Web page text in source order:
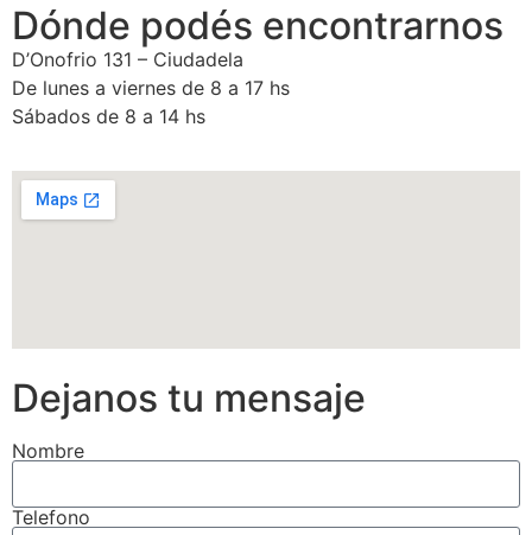
Dónde podés encontrarnos
D’Onofrio 131 – Ciudadela
De lunes a viernes de 8 a 17 hs
Sábados de 8 a 14 hs
Dejanos tu mensaje
Nombre
Telefono